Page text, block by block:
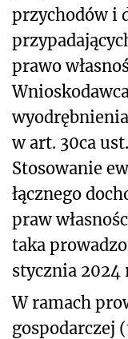
przychodów i
prawo
w art. 30ca
Stosowanie
łącznego
praw
taka
stycznia 2024
W ramach
gospodarczej